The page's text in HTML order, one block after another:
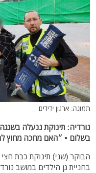
תמונה: ארגון ידידים
נורדיה: תינוקת ננעלה
בשלום • ״האם מחכה מחוץ
הבוקר (שני) תינוקת כבת
בחניית גן הילדים במושב